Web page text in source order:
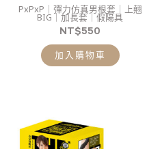
PxPxP｜彈力仿真男根套｜上翹
BIG｜加長套｜假陽具
NT$550
加入購物車